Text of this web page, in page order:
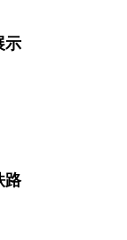
示
路